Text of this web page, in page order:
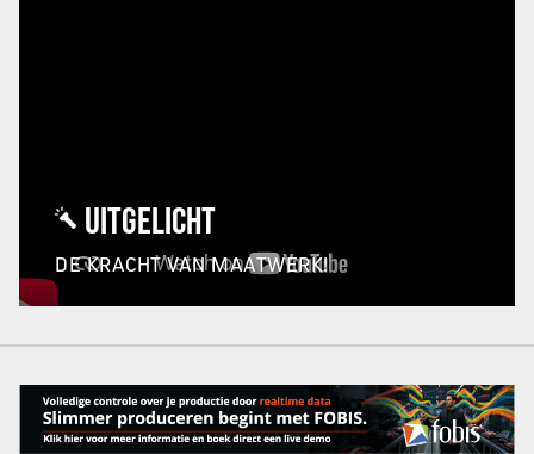
UITGELICHT
DE KRACHT VAN MAATWERK!